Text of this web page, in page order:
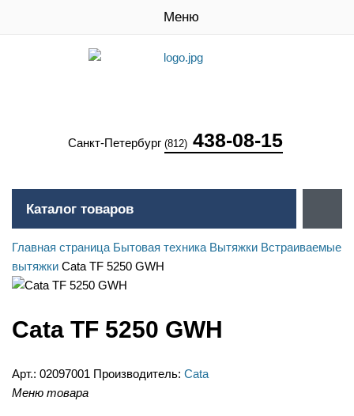
Меню
Санкт-Петербург (812) 438-08-15
Каталог товаров
Главная страница Бытовая техника Вытяжки Встраиваемые
вытяжки Cata TF 5250 GWH
Cata TF 5250 GWH
Арт.: 02097001 Производитель: Cata
Меню товара